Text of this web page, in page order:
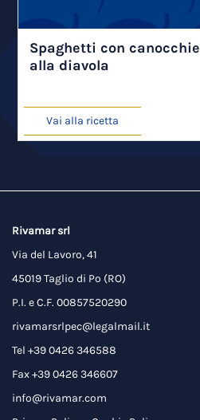
Spaghetti con canocchie
alla diavola
Vai alla ricetta
Rivamar srl
Via del Lavoro, 41
45019 Taglio di Po (RO)
P.I. e C.F. 00857520290
rivamarsrlpec@legalmail.it
Tel +39 0426 346588
Fax +39 0426 346607
info@rivamar.com